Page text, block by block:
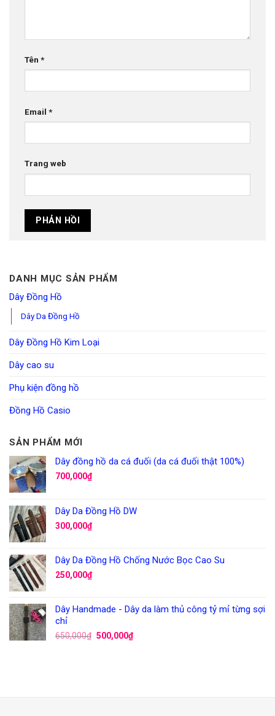
Tên *
Email *
Trang web
DANH MỤC SẢN PHẨM
Dây Đồng Hồ
Dây Da Đồng Hồ
Dây Đồng Hồ Kim Loại
Dây cao su
Phụ kiện đồng hồ
Đồng Hồ Casio
SẢN PHẨM MỚI
Dây đồng hồ da cá đuối (da cá đuối thật 100%)
700,000₫
Dây Da Đồng Hồ DW
300,000₫
Dây Da Đồng Hồ Chống Nước Bọc Cao Su
250,000₫
Dây Handmade - Dây da làm thủ công tỷ mỉ từng sợi
chỉ
650,000₫ 500,000₫